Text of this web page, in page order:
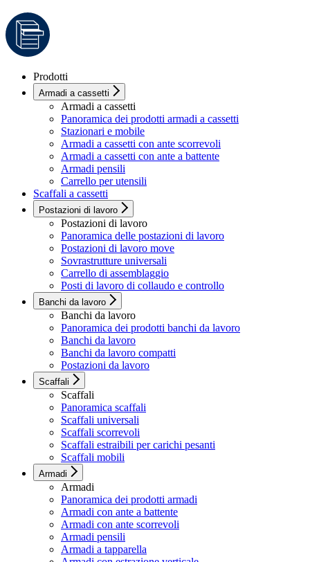
Prodotti
Armadi a cassetti
Armadi a cassetti
Panoramica dei prodotti armadi a cassetti
Stazionari e mobile
Armadi a cassetti con ante scorrevoli
Armadi a cassetti con ante a battente
Armadi pensili
Carrello per utensili
Scaffali a cassetti
Postazioni di lavoro
Postazioni di lavoro
Panoramica delle postazioni di lavoro
Postazioni di lavoro move
Sovrastrutture universali
Carrello di assemblaggio
Posti di lavoro di collaudo e controllo
Banchi da lavoro
Banchi da lavoro
Panoramica dei prodotti banchi da lavoro
Banchi da lavoro
Banchi da lavoro compatti
Postazioni da lavoro
Scaffali
Scaffali
Panoramica scaffali
Scaffali universali
Scaffali scorrevoli
Scaffali estraibili per carichi pesanti
Scaffali mobili
Armadi
Armadi
Panoramica dei prodotti armadi
Armadi con ante a battente
Armadi con ante scorrevoli
Armadi pensili
Armadi a tapparella